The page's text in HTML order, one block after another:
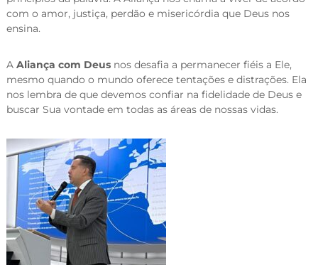
com o amor, justiça, perdão e misericórdia que Deus nos
ensina.
A Aliança com Deusnos desafia a permanecer fiéis a Ele,
mesmo quando o mundo oferece tentações e distrações. Ela
nos lembra de que devemos confiar na fidelidade de Deus e
buscar Sua vontade em todas as áreas de nossas vidas.